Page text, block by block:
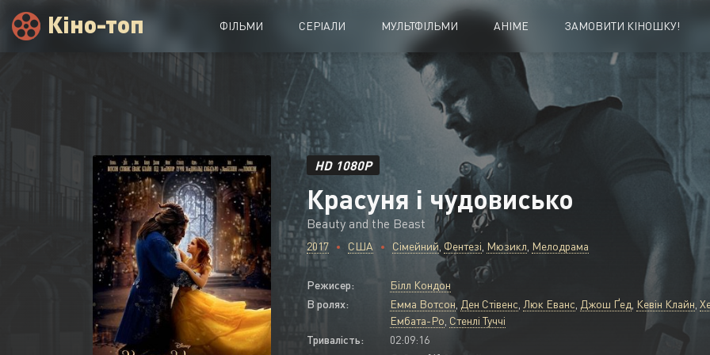
Кіно-топ ФІЛЬМИ
Вся кіноколекція
2022 2021 2020
2019
2018
2017 2016 2015
Біографія
Воєнний
Детектив
Документальний
Драма
Історичний
Мелодрама
Музика
СЕРІАЛИ МУЛЬТФІЛЬМИ АНІМЕ ЗАМОВИТИ КІНОШКУ!
HD 1080P
Красуня і чудовисько
Beauty and the Beast
2017 США Сімейний Фентезі Мюзикл Мелодрама
Режисер:
Білл Кондон
В ролях:
Емма Вотсон Ден Стівенс Люк Еванс Джош Ґед Кевін Клайн
Ембата-Ро Стенлі Туччі
Тривалість:
02:09:16